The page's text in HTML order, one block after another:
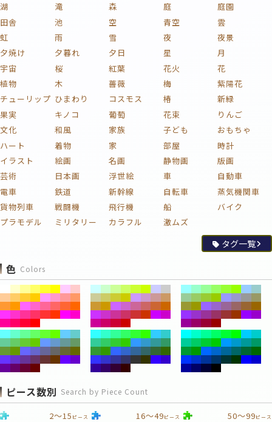
湖
滝 森 庭
庭園
田舎
池 空 青空
雲
虹
雨 雪 夜
夜景
夕焼け
夕暮れ 夕日 星
月
宇宙
桜 紅葉 花火
花
植物
木 薔薇 梅
紫陽花
チューリップ ひまわり コスモス 椿
新緑
果実
キノコ 葡萄 花束
りんご
文化
和風 家族 子ども
おもちゃ
ハート
着物 家 部屋
時計
イラスト
絵画 名画 静物画
版画
芸術
日本画 浮世絵 車
自動車
電車
鉄道 新幹線 自転車
蒸気機関車
貨物列車
戦闘機 飛行機 船
バイク
プラモデル
ミリタリー カラフル 激ムズ
タグ一覧
色 Colors
ピース数別 Search by Piece Count
2～15 ピース 16～49ピース 50～99ピース